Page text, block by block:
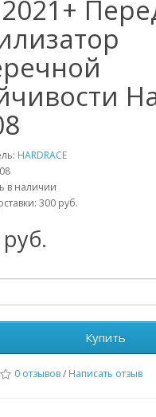
HARDRACE
в наличии
300 руб.
руб.
Купить
0 отзывов/ Написать отзыв